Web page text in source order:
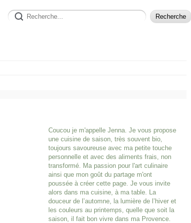
Coucou je m'appelle Jenna. Je vous propose
une cuisine de saison, très souvent bio,
toujours savoureuse avec ma petite touche
personnelle et avec des aliments frais, non
transformé. Ma passion pour l'art culinaire
ainsi que mon goût du partage m'ont
poussée à créer cette page. Je vous invite
alors dans ma cuisine, à ma table. La
douceur de l’automne, la lumière de l’hiver et
les couleurs au printemps, quelle que soit la
saison, il fait bon vivre dans ma Provence.